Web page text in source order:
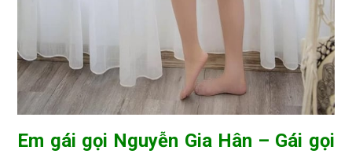
Em gái gọi Nguyễn Gia Hân – Gái gọi